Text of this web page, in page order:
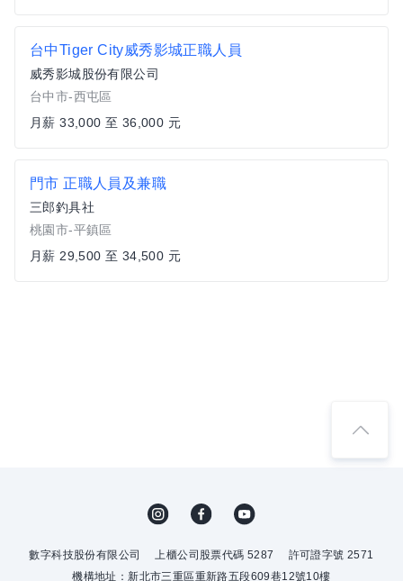
台中Tiger City威秀影城正職人員
威秀影城股份有限公司
台中市-西屯區
月薪 33,000 至 36,000 元
門市 正職人員及兼職
三郎釣具社
桃園市-平鎮區
月薪 29,500 至 34,500 元
數字科技股份有限公司 上櫃公司股票代碼 5287
許可證字號 2571
機構地址：新北市三重區重新路五段609巷12號10樓